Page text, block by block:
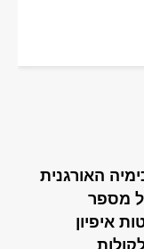
האורגנית
מספר
איפיון